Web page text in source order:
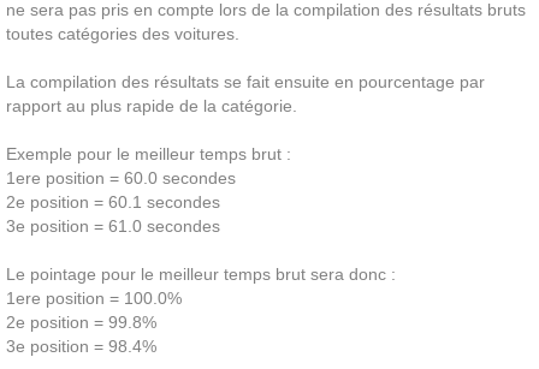
ne sera pas pris en compte lors de la compilation des résultats bruts
toutes catégories des voitures.
La compilation des résultats se fait ensuite en pourcentage par
rapport au plus rapide de la catégorie.
Exemple pour le meilleur temps brut :
1ere position = 60.0 secondes
2e position = 60.1 secondes
3e position = 61.0 secondes
Le pointage pour le meilleur temps brut sera donc :
1ere position = 100.0%
2e position = 99.8%
3e position = 98.4%